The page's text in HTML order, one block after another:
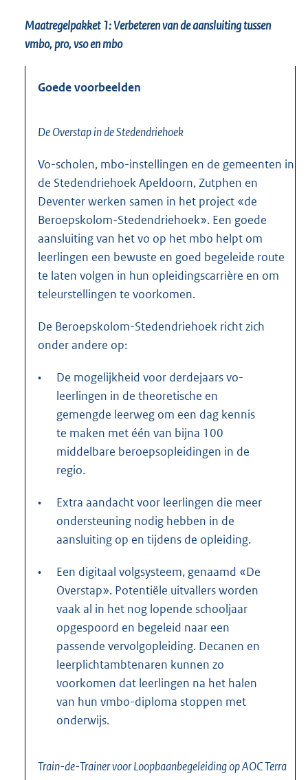
Maatregelpakket 1: Verbeteren van de aansluiting tussen
vmbo, pro, vso en mbo
Goede voorbeelden
De Overstap in de Stedendriehoek
Vo-scholen, mbo-instellingen en de gemeenten in
de Stedendriehoek Apeldoorn, Zutphen en
Deventer werken samen in het project «de
Beroepskolom-Stedendriehoek». Een goede
aansluiting van het vo op het mbo helpt om
leerlingen een bewuste en goed begeleide route
te laten volgen in hun opleidingscarrière en om
teleurstellingen te voorkomen.
De Beroepskolom-Stedendriehoek richt zich
onder andere op:
•
De mogelijkheid voor derdejaars vo-
leerlingen in de theoretische en
gemengde leerweg om een dag kennis
te maken met één van bijna 100
middelbare beroepsopleidingen in de
regio.
•
Extra aandacht voor leerlingen die meer
ondersteuning nodig hebben in de
aansluiting op en tijdens de opleiding.
•
Een digitaal volgsysteem, genaamd «De
Overstap». Potentiële uitvallers worden
vaak al in het nog lopende schooljaar
opgespoord en begeleid naar een
passende vervolgopleiding. Decanen en
leerplichtambtenaren kunnen zo
voorkomen dat leerlingen na het halen
van hun vmbo-diploma stoppen met
onderwijs.
Train-de-Trainer voor Loopbaanbegeleiding op AOC Terra